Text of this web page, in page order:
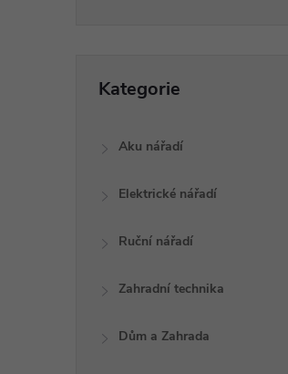
kategorie
Kategorie
Aku nářadí
Elektrické nářadí
Ruční nářadí
Zahradní technika
Dům a Zahrada